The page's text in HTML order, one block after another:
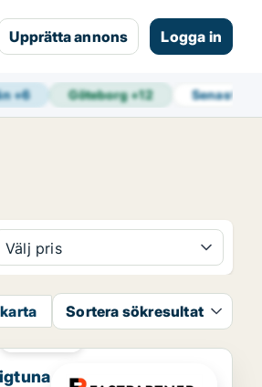
Upprätta annons Logga in
+6 Göteborg+12 Senaste
Välj pris
Sortera sökresultat